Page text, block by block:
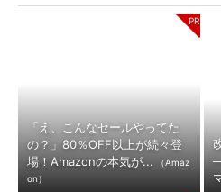
「え、こんなセールやってた
の？」80％OFF以上が続々登
場！Amazonの本気が...
（Amaz
on）